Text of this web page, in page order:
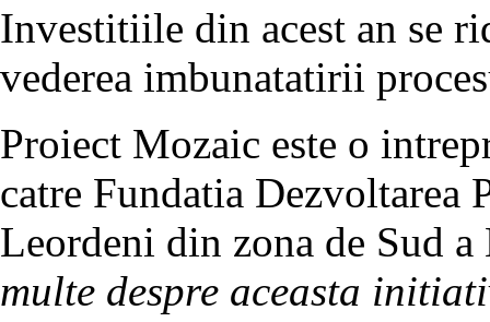
Investitiile din acest an se
vederea imbunatatirii
Proiect Mozaic este o
catre Fundatia Dezvoltarea
Leordeni din zona de Sud
multe despre aceasta